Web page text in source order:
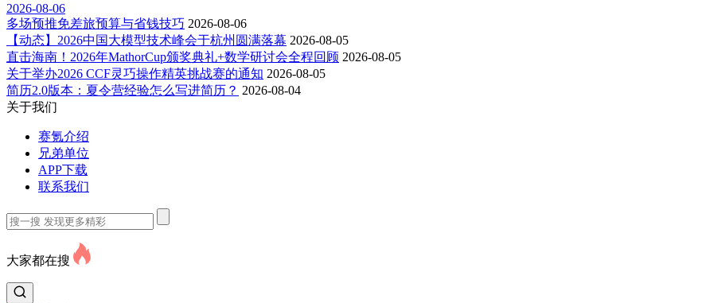
2026-08-06
多场预推免差旅预算与省钱技巧 2026-08-06
【动态】2026中国大模型技术峰会于杭州圆满落幕 2026-08-05
直击海南！2026年MathorCup颁奖典礼+数学研讨会全程回顾 2026-08-05
关于举办2026 CCF灵巧操作精英挑战赛的通知 2026-08-05
简历2.0版本：夏令营经验怎么写进简历？ 2026-08-04
关于我们
赛氪介绍
兄弟单位
APP下载
联系我们
大家都在搜